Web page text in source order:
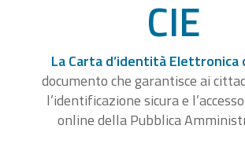
CIE
La Carta d’identità Elettronica
documento che garantisce ai
l’identificazione sicura e
online della Pubblica